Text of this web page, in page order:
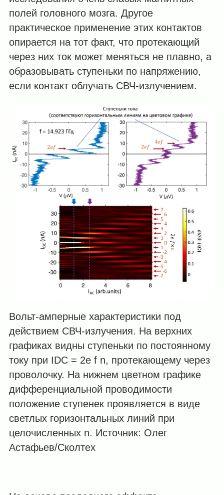
полей головного мозга. Другое
практическое применение этих контактов
опирается на тот факт, что протекающий
через них ток может меняться не плавно, а
образовывать ступеньки по напряжению,
если контакт облучать СВЧ-излучением.
Вольт-амперные характеристики под
действием СВЧ-излучения. На верхних
графиках видны ступеньки по постоянному
току при IDC = 2e f n, протекающему через
проволочку. На нижнем цветном графике
дифференциальной проводимости
положение ступенек проявляется в виде
светлых горизонтальных линий при
целочисленных n. Источник: Олег
Астафьев/Сколтех